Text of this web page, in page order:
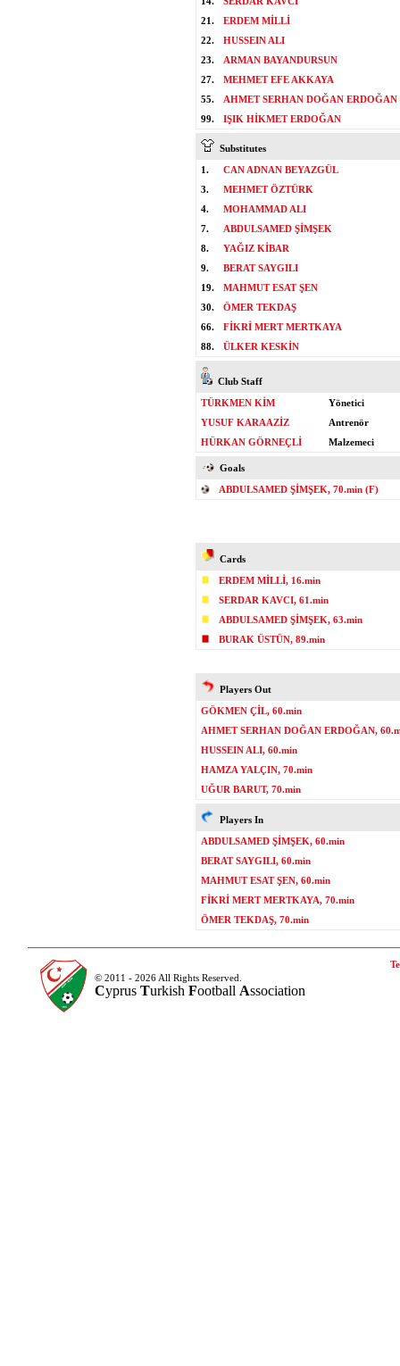
21.
ERDEM MİLLİ
22.
HUSSEIN ALI
23.
ARMAN BAYANDURSUN
27.
MEHMET EFE AKKAYA
55.
AHMET SERHAN DOĞAN ERDOĞAN
99.
IŞIK HİKMET ERDOĞAN
Substitutes
1.
CAN ADNAN BEYAZGÜL
3.
MEHMET ÖZTÜRK
4.
MOHAMMAD ALI
7.
ABDULSAMED ŞİMŞEK
8.
YAĞIZ KİBAR
9.
BERAT SAYGILI
19.
MAHMUT ESAT ŞEN
30.
ÖMER TEKDAŞ
66.
FİKRİ MERT MERTKAYA
88.
ÜLKER KESKİN
Club Staff
TÜRKMEN KİM
Yönetici
YUSUF KARAAZİZ
Antrenör
HÜRKAN GÖRNEÇLİ
Malzemeci
Goals
ABDULSAMED ŞİMŞEK, 70.min (F)
Cards
ERDEM MİLLİ, 16.min
SERDAR KAVCI, 61.min
ABDULSAMED ŞİMŞEK, 63.min
BURAK ÜSTÜN, 89.min
Players Out
GÖKMEN ÇİL, 60.min
AHMET SERHAN DOĞAN ERDOĞAN,
HUSSEIN ALI, 60.min
HAMZA YALÇIN, 70.min
UĞUR BARUT, 70.min
Players In
ABDULSAMED ŞİMŞEK, 60.min
BERAT SAYGILI, 60.min
MAHMUT ESAT ŞEN, 60.min
FİKRİ MERT MERTKAYA, 70.min
ÖMER TEKDAŞ, 70.min
© 2011 - 2026 All Rights Reserved.
Cyprus Turkish Football Association